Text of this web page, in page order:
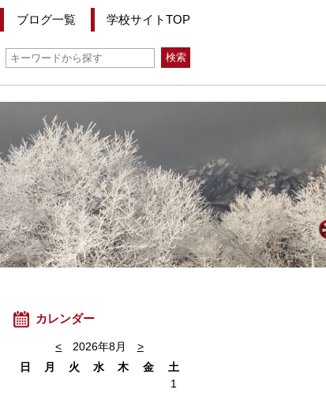
ブログ一覧 学校サイトTOP
カレンダー
< 2026年8月
>
日
月 火 水 木 金
土
1